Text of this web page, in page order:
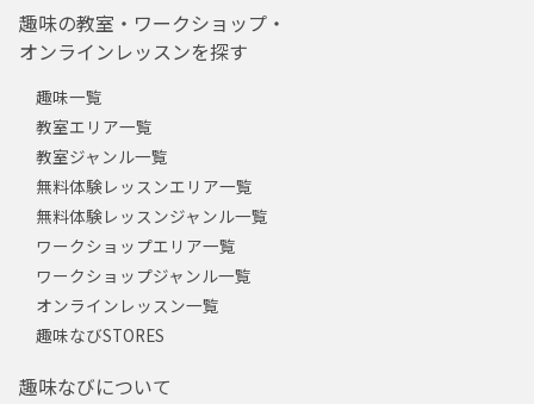
趣味の教室・ワークショップ・
オンラインレッスンを探す
趣味一覧
教室エリア一覧
教室ジャンル一覧
無料体験レッスンエリア一覧
無料体験レッスンジャンル一覧
ワークショップエリア一覧
ワークショップジャンル一覧
オンラインレッスン一覧
趣味なびSTORES
趣味なびについて